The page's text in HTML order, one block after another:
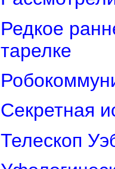
Редкое
тарелке
Секретная
Телескоп